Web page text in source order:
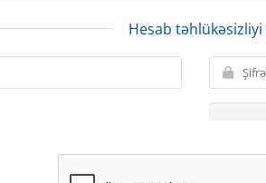
Hesab təhlükəsizliyi